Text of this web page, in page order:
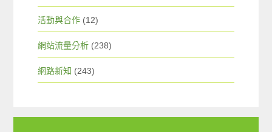
活動與合作 (12)
網站流量分析 (238)
網路新知 (243)